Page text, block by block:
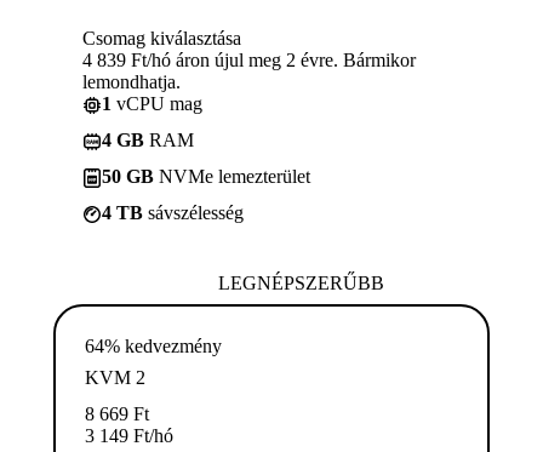
Csomag kiválasztása
4 839 Ft/hó áron újul meg 2 évre. Bármikor
lemondhatja.
1 vCPU mag
4 GB RAM
50 GB NVMe lemezterület
4 TB sávszélesség
LEGNÉPSZERŰBB
64% kedvezmény
KVM 2
8 669 Ft
3 149 Ft/hó